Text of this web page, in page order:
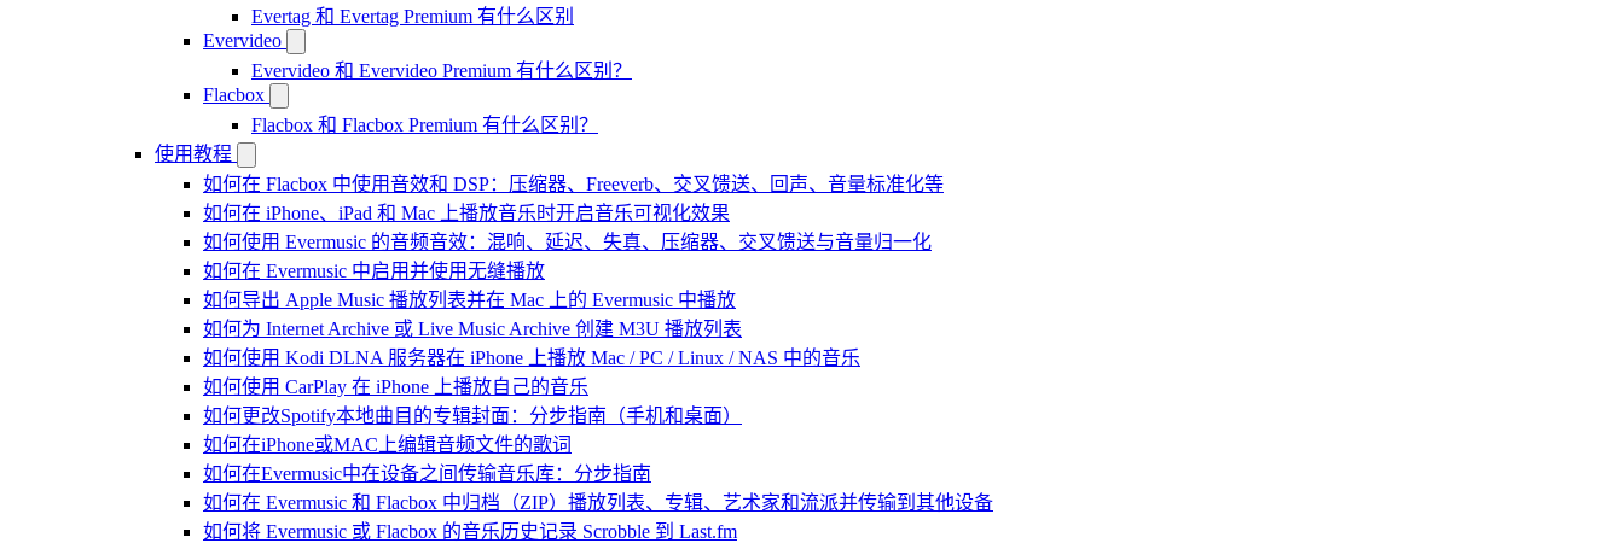
Evertag 和 Evertag Premium 有什么区别
Evervideo
Evervideo 和 Evervideo Premium 有什么区别？
Flacbox
Flacbox 和 Flacbox Premium 有什么区别？
使用教程
如何在 Flacbox 中使用音效和 DSP：压缩器、Freeverb、交叉馈送、回声、音量标准化等
如何在 iPhone、iPad 和 Mac 上播放音乐时开启音乐可视化效果
如何使用 Evermusic 的音频音效：混响、延迟、失真、压缩器、交叉馈送与音量归一化
如何在 Evermusic 中启用并使用无缝播放
如何导出 Apple Music 播放列表并在 Mac 上的 Evermusic 中播放
如何为 Internet Archive 或 Live Music Archive 创建 M3U 播放列表
如何使用 Kodi DLNA 服务器在 iPhone 上播放 Mac / PC / Linux / NAS 中的音乐
如何使用 CarPlay 在 iPhone 上播放自己的音乐
如何更改Spotify本地曲目的专辑封面：分步指南（手机和桌面）
如何在iPhone或MAC上编辑音频文件的歌词
如何在Evermusic中在设备之间传输音乐库：分步指南
如何在 Evermusic 和 Flacbox 中归档（ZIP）播放列表、专辑、艺术家和流派并传输到其他设备
如何将 Evermusic 或 Flacbox 的音乐历史记录 Scrobble 到 Last.fm